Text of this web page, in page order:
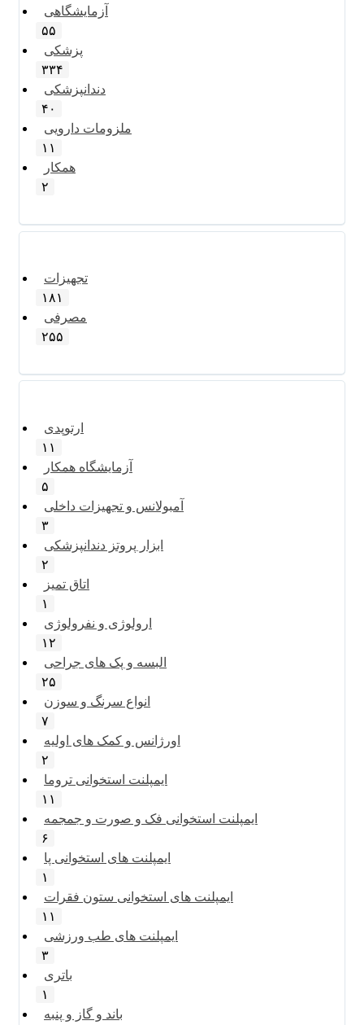
آزمایشگاهی
۵۵
پزشکی
۳۳۴
دندانپزشکی
۴۰
ملزومات دارویی
۱۱
همکار
۲
تجهیزات
۱۸۱
مصرفی
۲۵۵
ارتوپدی
۱۱
آزمایشگاه همکار
۵
آمبولانس و تجهیزات داخلی
۳
ابزار پروتز دندانپزشکی
۲
اتاق تمیز
۱
ارولوژی و نفرولوژی
۱۲
البسه و پک های جراحی
۲۵
انواع سرنگ و سوزن
۷
اورژانس و کمک های اولیه
۲
ایمپلنت استخوانی تروما
۱۱
ایمپلنت استخوانی فک و صورت و جمجمه
۶
ایمپلنت های استخوانی پا
۱
ایمپلنت های استخوانی ستون فقرات
۱۱
ایمپلنت های طب ورزشی
۳
باتری
۱
باند و گاز و پنبه